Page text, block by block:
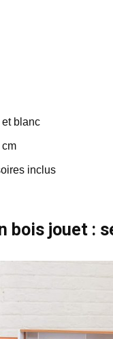
blanc
cm
inclus
bois jouet :